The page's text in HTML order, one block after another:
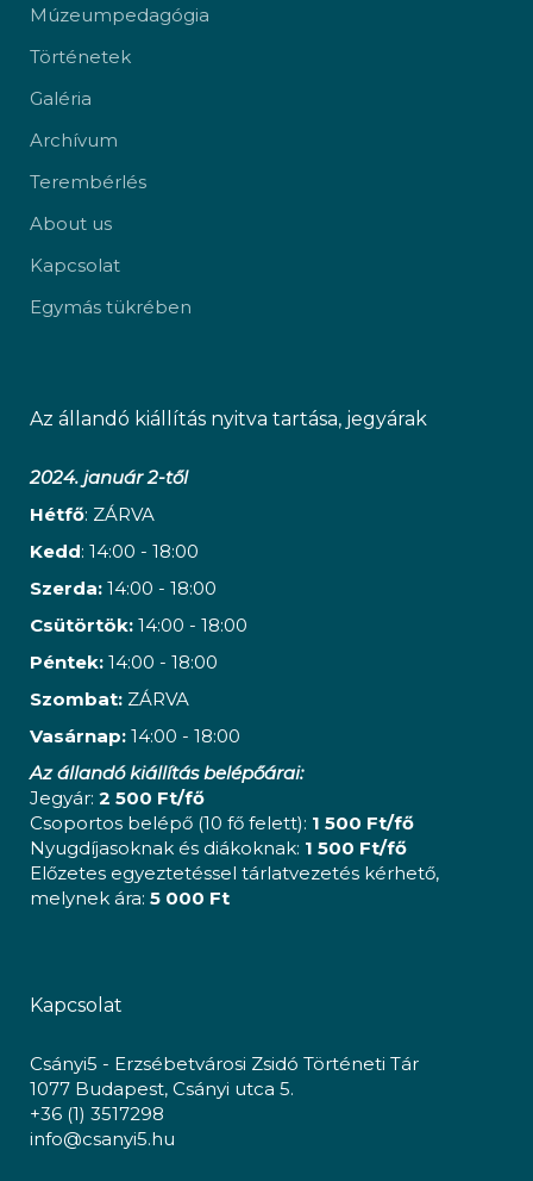
Múzeumpedagógia
Történetek
Galéria
Archívum
Terembérlés
About us
Kapcsolat
Egymás tükrében
Az állandó kiállítás nyitva tartása, jegyárak
2024. január 2-től
Hétfő: ZÁRVA
Kedd: 14:00 - 18:00
Szerda: 14:00 - 18:00
Csütörtök: 14:00 - 18:00
Péntek: 14:00 - 18:00
Szombat: ZÁRVA
Vasárnap: 14:00 - 18:00
Az állandó kiállítás belépőárai:
Jegyár: 2 500 Ft/fő
Csoportos belépő (10 fő felett): 1 500 Ft/fő
Nyugdíjasoknak és diákoknak: 1 500 Ft/fő
Előzetes egyeztetéssel tárlatvezetés kérhető,
melynek ára: 5 000 Ft
Kapcsolat
Csányi5 - Erzsébetvárosi Zsidó Történeti Tár
1077 Budapest, Csányi utca 5.
+36 (1) 3517298
info@csanyi5.hu